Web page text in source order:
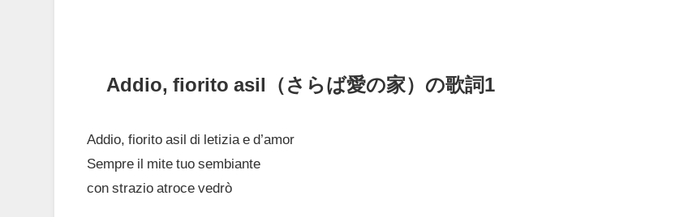
Addio, fiorito asil（さらば愛の家）の歌詞1
Addio, fiorito asil di letizia e d’amor
Sempre il mite tuo sembiante
con strazio atroce vedrò